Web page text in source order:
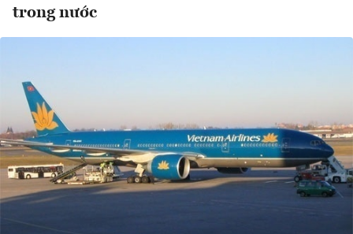
trong nước